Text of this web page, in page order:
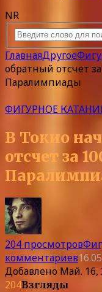
NR
ГлавнаяДругое
обратный отсчет
Паралимпиады
ФИГУРНОЕ
В Токио
отсчет за
204 просмотров
комментариев
Добавлено Май. 16,
204Взгляды